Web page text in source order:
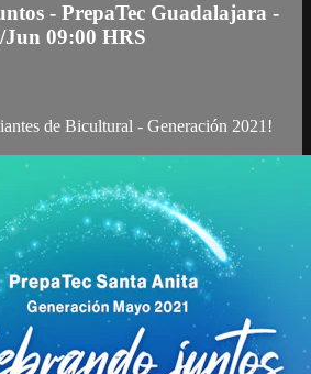
- PrepaTec Guadalajara -
09:00 HRS
de Bicultural - Generación 2021!